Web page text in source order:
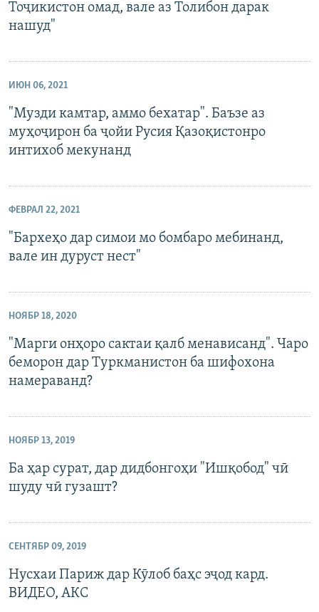
Тоҷикистон омад, вале аз Толибон дарак
нашуд"
ИЮН 06, 2021
"Музди камтар, аммо бехатар". Баъзе аз
муҳоҷирон ба ҷойи Русия Қазоқистонро
интихоб мекунанд
ФЕВРАЛ 22, 2021
"Бархеҳо дар симои мо бомбаро мебинанд,
вале ин дуруст нест"
НОЯБР 18, 2020
"Марги онҳоро сактаи қалб менависанд". Чаро
беморон дар Туркманистон ба шифохона
намераванд?
НОЯБР 13, 2019
Ба ҳар сурат, дар дидбонгоҳи "Ишқобод" чӣ
шуду чӣ гузашт?
СЕНТЯБР 09, 2019
Нусхаи Париж дар Кӯлоб баҳс эҷод кард.
ВИДЕО, АКС